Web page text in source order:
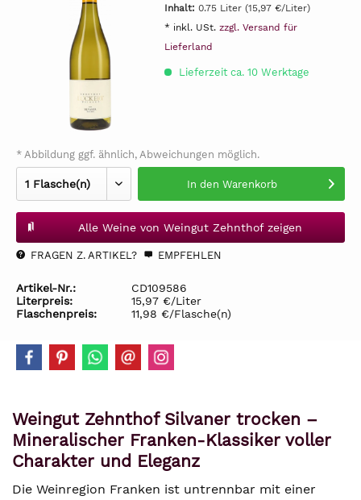
Inhalt: 0.75 Liter (15,97 €/Liter)
* inkl. USt. zzgl. Versand für
Lieferland
Lieferzeit ca. 10 Werktage
* Abbildung ggf. ähnlich, Abweichungen möglich.
In den Warenkorb
Alle Weine von Weingut Zehnthof zeigen
FRAGEN Z. ARTIKEL? EMPFEHLEN
Artikel-Nr.:
CD109586
Literpreis:
15,97 €/Liter
Flaschenpreis:
11,98 €/Flasche(n)
Weingut Zehnthof Silvaner trocken –
Mineralischer Franken-Klassiker voller
Charakter und Eleganz
Die Weinregion Franken ist untrennbar mit einer